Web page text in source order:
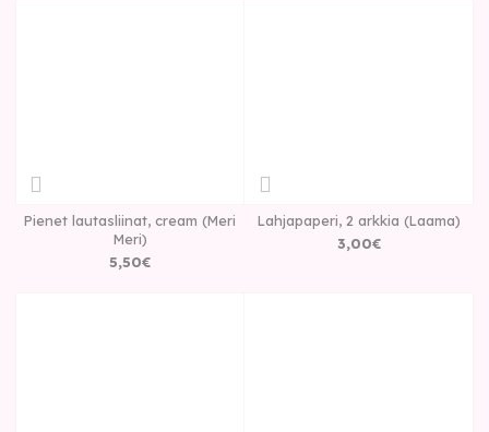
Pienet lautasliinat, cream (Meri
Meri)
5,50€
Lahjapaperi, 2 arkkia (Laama)
3,00€